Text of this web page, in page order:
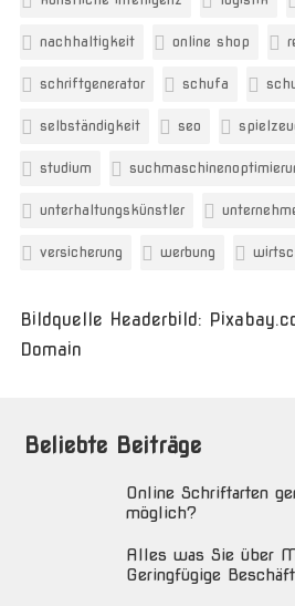
nachhaltigkeit online shop
schriftgenerator schufa
selbständigkeit seo
studium
unterhaltungskünstler
versicherung werbung
Bildquelle Headerbild:
Domain
Beliebte Beiträge
Online Schriftarten
möglich?
Alles was Sie über
Geringfügige